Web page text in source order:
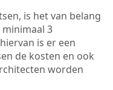
is het van belang
3
is er een
de kosten en ook
worden